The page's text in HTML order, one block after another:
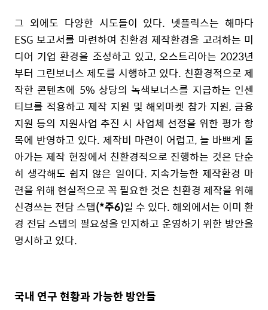
그 외에도 다양한 시도들이 있다. 넷플릭스는 해마다
ESG 보고서를 마련하여 친환경 제작환경을 고려하는 미
디어 기업 환경을 조성하고 있고, 오스트리아는 2023년
부터 그린보너스 제도를 시행하고 있다. 친환경적으로 제
작한 콘텐츠에 5% 상당의 녹색보너스를 지급하는 인센
티브를 적용하고 제작 지원 및 해외마켓 참가 지원, 금융
지원 등의 지원사업 추진 시 사업체 선정을 위한 평가 항
목에 반영하고 있다. 제작비 마련이 어렵고, 늘 바쁘게 돌
아가는 제작 현장에서 친환경적으로 진행하는 것은 단순
히 생각해도 쉽지 않은 일이다. 지속가능한 제작환경 마
련을 위해 현실적으로 꼭 필요한 것은 친환경 제작을 위해
신경쓰는 전담 스탭(*주6)일 수 있다. 해외에서는 이미 환
경 전담 스탭의 필요성을 인지하고 운영하기 위한 방안을
명시하고 있다.
국내 연구 현황과 가능한 방안들